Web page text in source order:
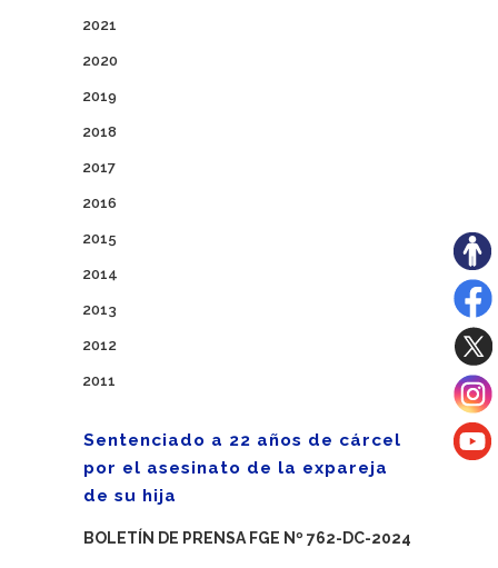
2021
2020
2019
2018
2017
2016
2015
2014
2013
2012
2011
Sentenciado a 22 años de cárcel
por el asesinato de la expareja
de su hija
BOLETÍN DE PRENSA FGE Nº 762-DC-2024